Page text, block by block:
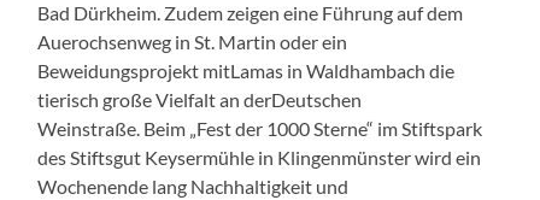
Bad Dürkheim. Zudem zeigen eine Führung auf dem
Auerochsenweg in St. Martin oder ein
Beweidungsprojekt mitLamas in Waldhambach die
tierisch große Vielfalt an derDeutschen
Weinstraße. Beim „Fest der 1000 Sterne“ im Stiftspark
des Stiftsgut Keysermühle in Klingenmünster wird ein
Wochenende lang Nachhaltigkeit und